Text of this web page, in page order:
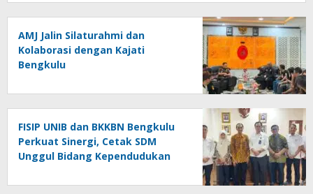
AMJ Jalin Silaturahmi dan
Kolaborasi dengan Kajati
Bengkulu
FISIP UNIB dan BKKBN Bengkulu
Perkuat Sinergi, Cetak SDM
Unggul Bidang Kependudukan